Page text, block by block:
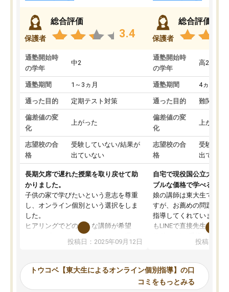
保護者
総合評価
3.4
通塾開始時
の学年
中2
通塾期間 1～3ヵ月
通った目的 定期テスト対策
偏差値の変
化
上がった
志望校の合
格
受験していない/結果が
出ていない
長期欠席で遅れた授業を取り戻せて助
かりました。
子供の家で学びたいという意志を尊重
し、オンライン個別という選択をしま
した。
ヒアリングでどのような講師が希望
か、オプションは付帯するかなど選ぶ
事が出来ました。
ーティングを行い、その講師で良いか
見てから講師を決定する事ができま
投稿日：2025年09月12日
保護者
総合評価
通塾開始時
の学年
高2
通塾期間 4ヵ月～1
通った目的 難関私立
偏差値の変
化
上がった
志望校の合
格
受験して
出ていな
自宅で現役国公立大学生
ブルな価格で学べる
娘の講師は東大生では無
すが、お薦めの問題集や
指導してくれています。
もLINEで直接先生に質問
めれるので、個人に合
いなのがあり(有料)、受
ことをどんなスケジュー
くか相談したのですが、
投稿日：
トウコベ【東大生によるオンライン個別指導】の口
コミをもっとみる